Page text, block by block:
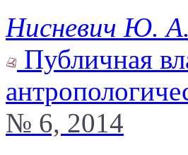
Нисневич Ю. А.
Публичная
№ 6, 2014